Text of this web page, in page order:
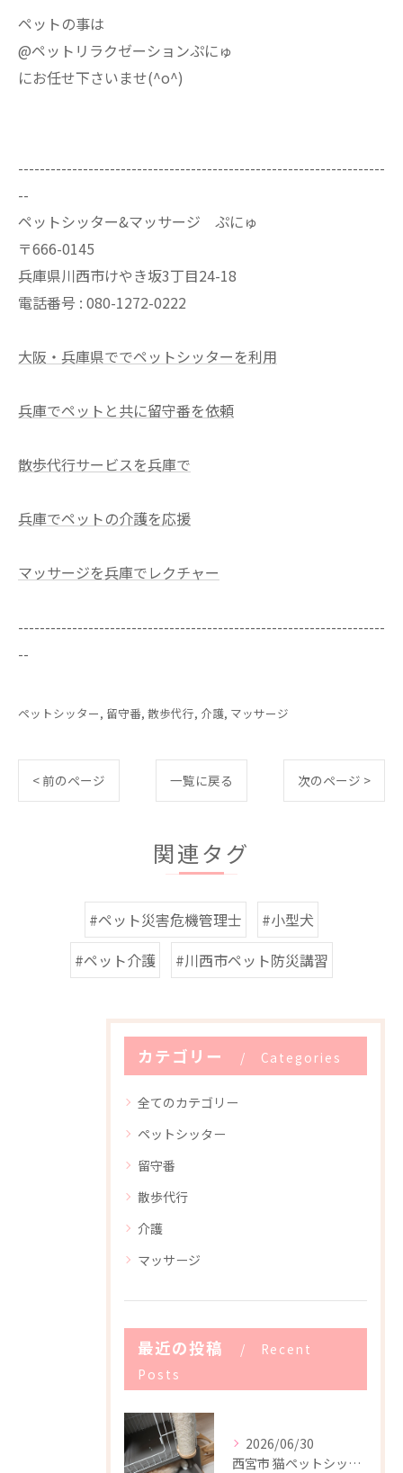
ペットの事は
@ペットリラクゼーションぷにゅ
にお任せ下さいませ(^o^)
--------------------------------------------------------------------
--
ペットシッター&マッサージ ぷにゅ
〒666-0145
兵庫県川西市けやき坂3丁目24-18
電話番号 : 080-1272-0222
大阪・兵庫県ででペットシッターを利用
兵庫でペットと共に留守番を依頼
散歩代行サービスを兵庫で
兵庫でペットの介護を応援
マッサージを兵庫でレクチャー
--------------------------------------------------------------------
--
ペットシッター 留守番 散歩代行 介護 マッサージ
< 前のページ 一覧に戻る 次のページ >
関連タグ
#ペット災害危機管理士
#小型犬
#ペット介護
#川西市ペット防災講習
カテゴリー Categories
全てのカテゴリー
ペットシッター
留守番
散歩代行
介護
マッサージ
最近の投稿
Recent
Posts
2026/06/30
西宮市 猫ペットシッター